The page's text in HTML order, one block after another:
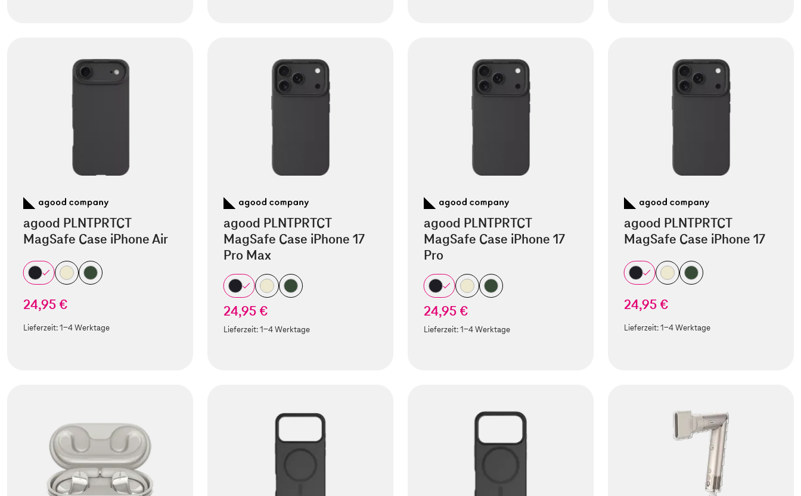
agood PLNTPRTCT
MagSafe Case iPhone Air
24,95 €
Lieferzeit:1-4 Werktage
agood PLNTPRTCT
MagSafe Case iPhone 17
Pro Max
24,95 €
Lieferzeit:1-4 Werktage
agood PLNTPRTCT
MagSafe Case iPhone 17
Pro
24,95 €
Lieferzeit:1-4 Werktage
agood PLNTPRTCT
MagSafe Case iPhone 17
24,95 €
Lieferzeit:1-4 Werktage